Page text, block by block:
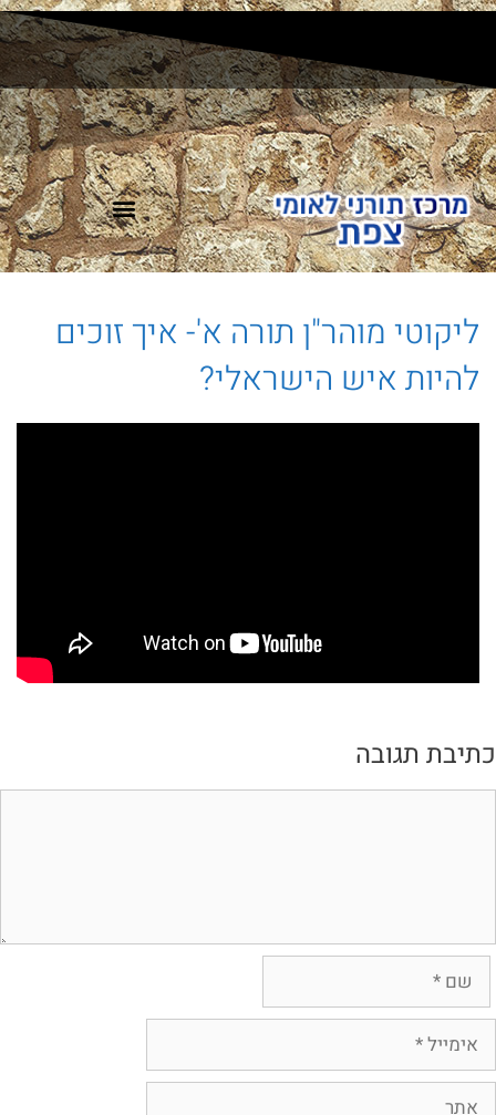
ליקוטי מוהר"ן תורה א'- איך זוכים
להיות איש הישראלי?
כתיבת תגובה